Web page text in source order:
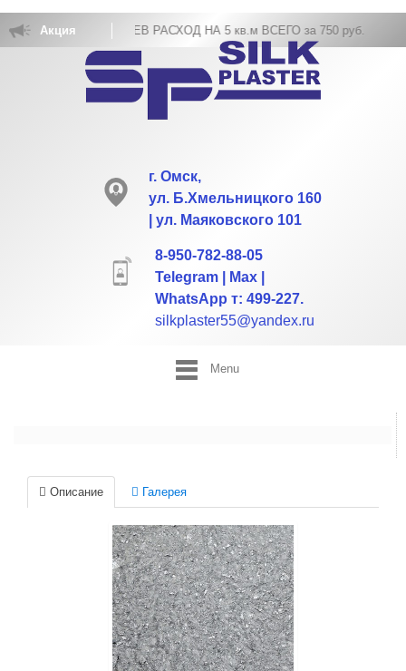
Акция
ЖИДКИХ ОБОЕВ РАСХОД НА 5 кв.м ВСЕГО за 750 руб.
г. Омск,
ул. Б.Хмельницкого 160
| ул. Маяковского 101
8-950-782-88-05
Telegram | Max |
WhatsApp т: 499-227.
silkplaster55@yandex.ru
Menu
Описание Галерея